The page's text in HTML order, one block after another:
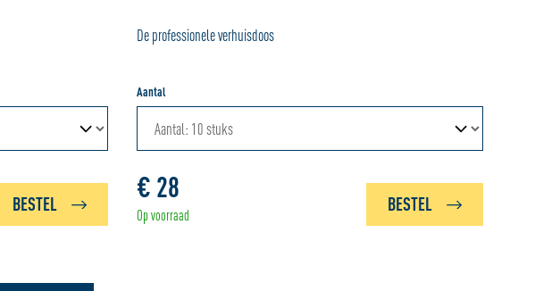
BESTEL
De professionele verhuisdoos
Aantal
€ 28
Op voorraad
BESTEL